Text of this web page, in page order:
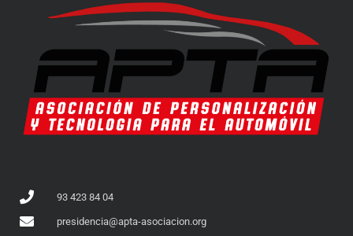
93 423 84 04
presidencia@apta-asociacion.org